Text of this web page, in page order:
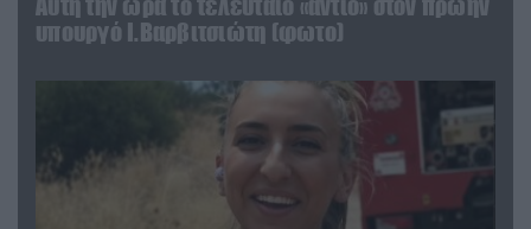
Αυτή την ώρα το τελευταίο «αντίο» στον πρώην
υπουργό Ι.Βαρβιτσιώτη (φωτο)